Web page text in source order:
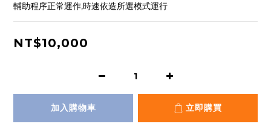
輔助程序正常運作,時速依造所選模式運行
NT$10,000
加入購物車 立即購買